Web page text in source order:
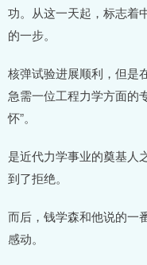
功。从这一天起，标志着
的一步。
核弹试验进展顺利，但是
急需一位工程力学方面的
怀”。
是近代力学事业的奠基人
到了拒绝。
而后，钱学森和他说的一
感动。